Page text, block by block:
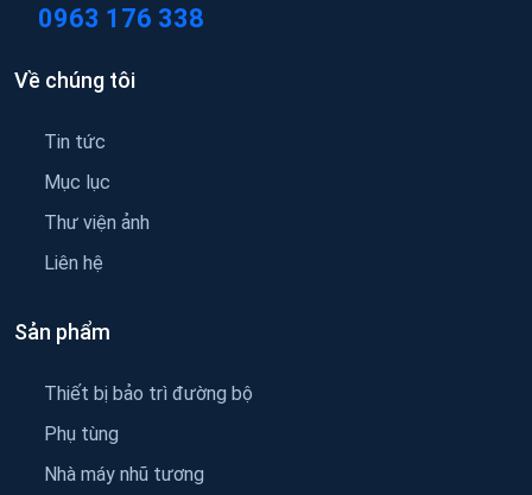
0963 176 338
Về chúng tôi
Tin tức
Mục lục
Thư viện ảnh
Liên hệ
Sản phẩm
Thiết bị bảo trì đường bộ
Phụ tùng
Nhà máy nhũ tương